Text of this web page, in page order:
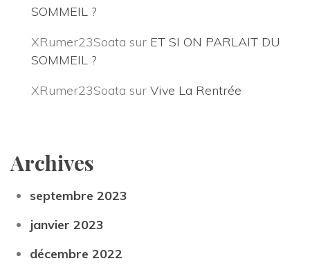
SOMMEIL ?
XRumer23Soata sur ET SI ON PARLAIT DU
SOMMEIL ?
XRumer23Soata sur Vive La Rentrée
Archive
eptembre 2023
janvier 2023
décembre 2022